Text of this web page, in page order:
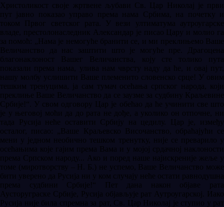
Христоликост своје жртвене љубави Св. Цар Николај је први
пут јавно показао управо према нама Србима, на почетку и
током Првог светског рата. У вези ултиматума аутроугарске
владе, престолонаследник Александар је писао Цару и молио га
за помоћ: „Нама је немогуће бранити се, и ми преклињемо Ваше
Величанство да нас заштити што је могуће пре. Драгоцена
благонаклоност Вашег Величанства, коју сте толико пута
показали према нама, улива нам чврсту наду да ће, и овај пут,
нашу молбу услишити Ваше племенито словенско срце! У овим
тешким тренуцима, ја сам тумач осећања српског народа, који
преклиње Ваше Величанство да се заузме за судбину Краљевине
Србије!“. У свом одговору Цар је обећао да ће учинити све што
је у његовој моћи да до рата не дође, а уколико он отпочне, ни
тада Русија неће оставити Србију на цедилу. Цар је, између
осталог, писао: „Ваше Краљевско Височанство, обраћајући се
мени у једном необично тешком тренутку, није се преварило у
осећањима које гајим према Вама и у мојој срдачној наклоности
према Српском народу... Ако и поред наше најискреније жеље у
томе (миротворству – Н. Б.) не успемо, Ваше Величанство може
бити уверено да Русија ни у ком случају неће остати равнодушна
према судбини Србије!“ Пет дана након објаве рата
Аусторуграске Србије, Русија објављује рат Аутроугарској. Иако
Русија није била спремна за рат, Св. Цар Николај је ступио у рат